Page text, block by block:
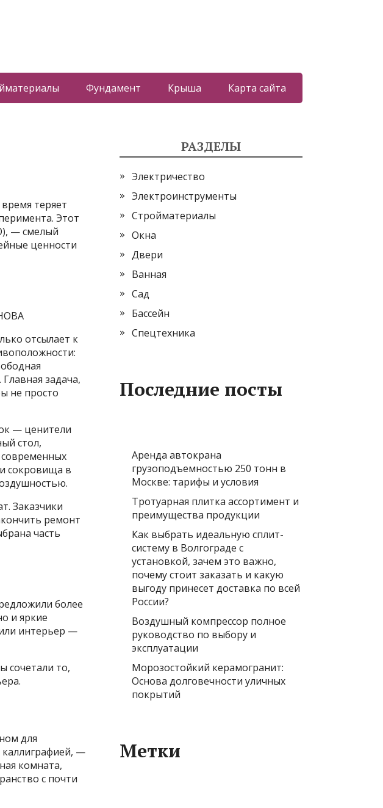
Фундамент Крыша Карта сайта
теряет
Этот
— смелый
ценности
отсылает к
задача,
не просто
— ценители
стол,
сокровища в
Заказчики
ремонт
часть
более
и яркие
интерьер —
сочетали то,
для
каллиграфией, —
комната,
с почти
РАЗДЕЛЫ
Электричество
Электроинструменты
Стройматериалы
Окна
Двери
Ванная
Сад
Бассейн
Спецтехника
Последние посты
Аренда автокрана
грузоподъемностью 250 тонн в
Москве: тарифы и условия
Тротуарная плитка ассортимент и
преимущества продукции
Как выбрать идеальную сплит-
систему в Волгограде с
установкой, зачем это важно,
почему стоит заказать и какую
выгоду принесет доставка по всей
России?
Воздушный компрессор полное
руководство по выбору и
эксплуатации
Морозостойкий керамогранит:
Основа долговечности уличных
покрытий
Метки